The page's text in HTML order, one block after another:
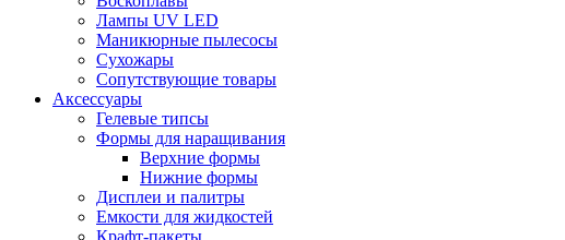
Лампы UV LED
Маникюрные пылесосы
Сухожары
Сопутствующие товары
Аксессуары
Гелевые типсы
Формы для наращивания
Верхние формы
Нижние формы
Дисплеи и палитры
Емкости для жидкостей
Крафт-пакеты